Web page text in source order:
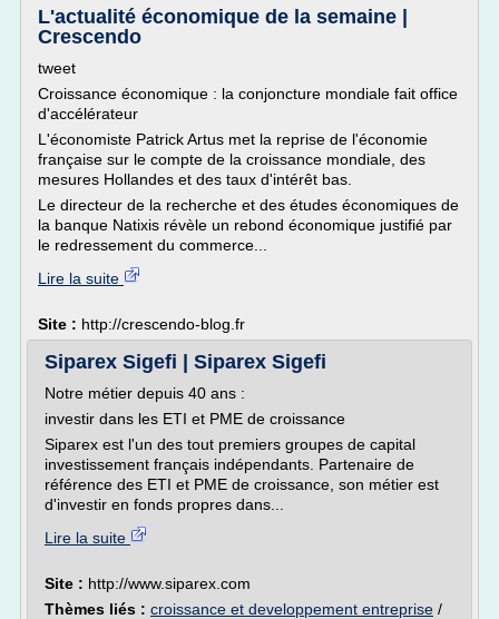
L'actualité économique de la semaine |
Crescendo
tweet
Croissance économique : la conjoncture mondiale fait office
d'accélérateur
L'économiste Patrick Artus met la reprise de l'économie
française sur le compte de la croissance mondiale, des
mesures Hollandes et des taux d'intérêt bas.
Le directeur de la recherche et des études économiques de
la banque Natixis révèle un rebond économique justifié par
le redressement du commerce...
Lire la suite
Site : http://crescendo-blog.fr
Siparex Sigefi | Siparex Sigefi
Notre métier depuis 40 ans :
investir dans les ETI et PME de croissance
Siparex est l'un des tout premiers groupes de capital
investissement français indépendants. Partenaire de
référence des ETI et PME de croissance, son métier est
d'investir en fonds propres dans...
Lire la suite
Site : http://www.siparex.com
Thèmes liés : croissance et developpement entreprise /